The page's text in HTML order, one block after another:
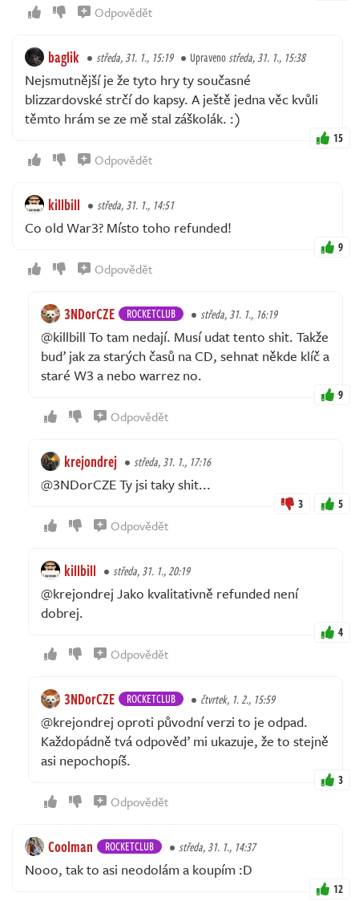
Odpovědět
baglik středa, 31. 1., 15:19 Upravenostředa, 31. 1., 15:38
Nejsmutnější je že tyto hry ty současné
blizzardovské strčí do kapsy. A ještě jedna věc kvůli
těmto hrám se ze mě stal záškolák. :)
15
Odpovědět
killbill středa, 31. 1., 14:51
Co old War3? Místo toho refunded!
9
Odpovědět
3NDorCZE ROCKETCLUB středa, 31. 1., 16:19
@killbill To tam nedají. Musí udat tento shit. Takže
buď jak za starých časů na CD, sehnat někde klíč a
staré W3 a nebo warrez no.
9
Odpovědět
krejondrej středa, 31. 1., 17:16
@3NDorCZE Ty jsi taky shit...
3 5
Odpovědět
killbill středa, 31. 1., 20:19
@krejondrej Jako kvalitativně refunded není
dobrej.
4
Odpovědět
3NDorCZE ROCKETCLUB čtvrtek, 1. 2., 15:59
@krejondrej oproti původní verzi to je odpad.
Každopádně tvá odpověď mi ukazuje, že to stejně
asi nepochopíš.
3
Odpovědět
Coolman ROCKETCLUB středa, 31. 1., 14:37
Nooo, tak to asi neodolám a koupím :D
12